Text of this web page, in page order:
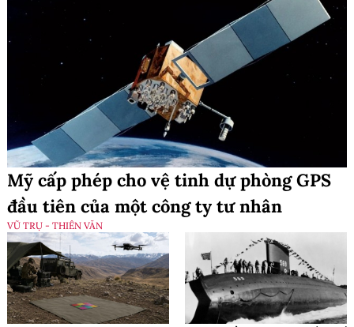
Mỹ cấp phép cho vệ tinh dự phòng GPS
đầu tiên của một công ty tư nhân
VŨ TRỤ - THIÊN VĂN